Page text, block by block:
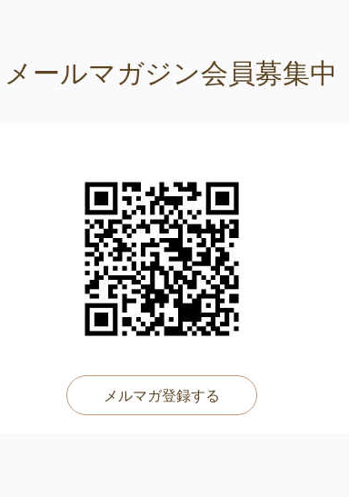
メールマガジン会員募集中
メルマガ登録する